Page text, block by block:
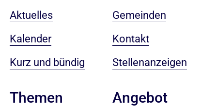
Aktuelles
Kalender
Kurz und bündig
Themen
Gemeinden
Kontakt
Stellenanzeigen
Angebot